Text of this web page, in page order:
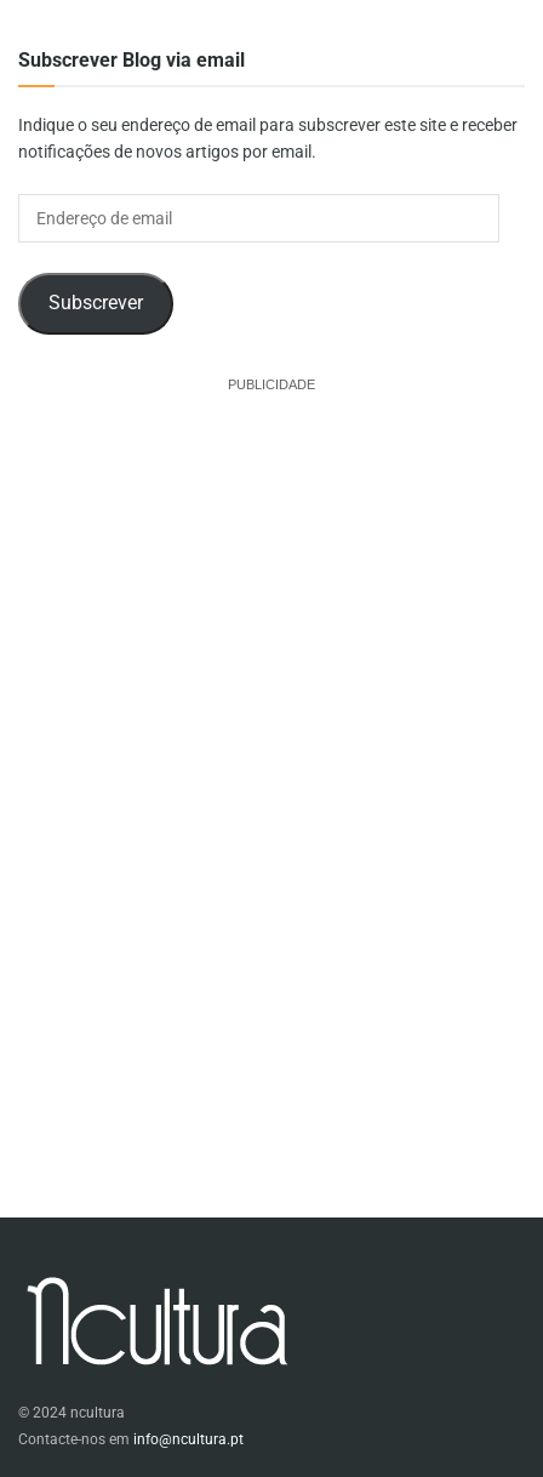
Subscrever Blog via email
Indique o seu endereço de email para subscrever este site e receber
notificações de novos artigos por email.
Endereço
Subscrever
PUBLICIDADE
© 2024 ncultura
Contacte-nos em info@ncultura.pt